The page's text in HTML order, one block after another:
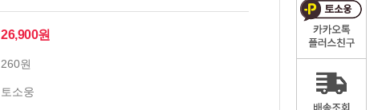
26,900원
260원
토소웅